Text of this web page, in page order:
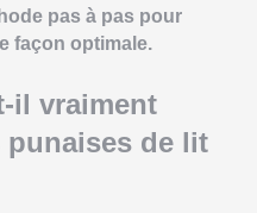
pas à pas pour
façon optimale.
il vraiment
punaises de lit